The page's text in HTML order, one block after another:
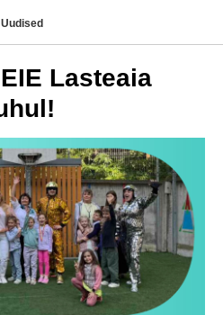
Uudised
Lasteaia